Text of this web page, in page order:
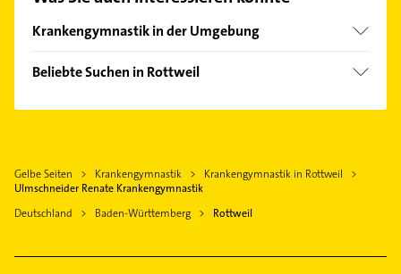
Krankengymnastik in der Umgebung
Zimmern ob Rottweil
Trossingen
Epfendorf
Spaichingen
Schömberg bei Balingen
Beliebte Suchen in Rottweil
Fensterbauer
Immobilien
Gelbe Seiten Krankengymnastik
Krankengymnastik in Rottweil
Ulmschneider Renate Krankengymnastik
Deutschland
Baden-Württemberg Rottweil